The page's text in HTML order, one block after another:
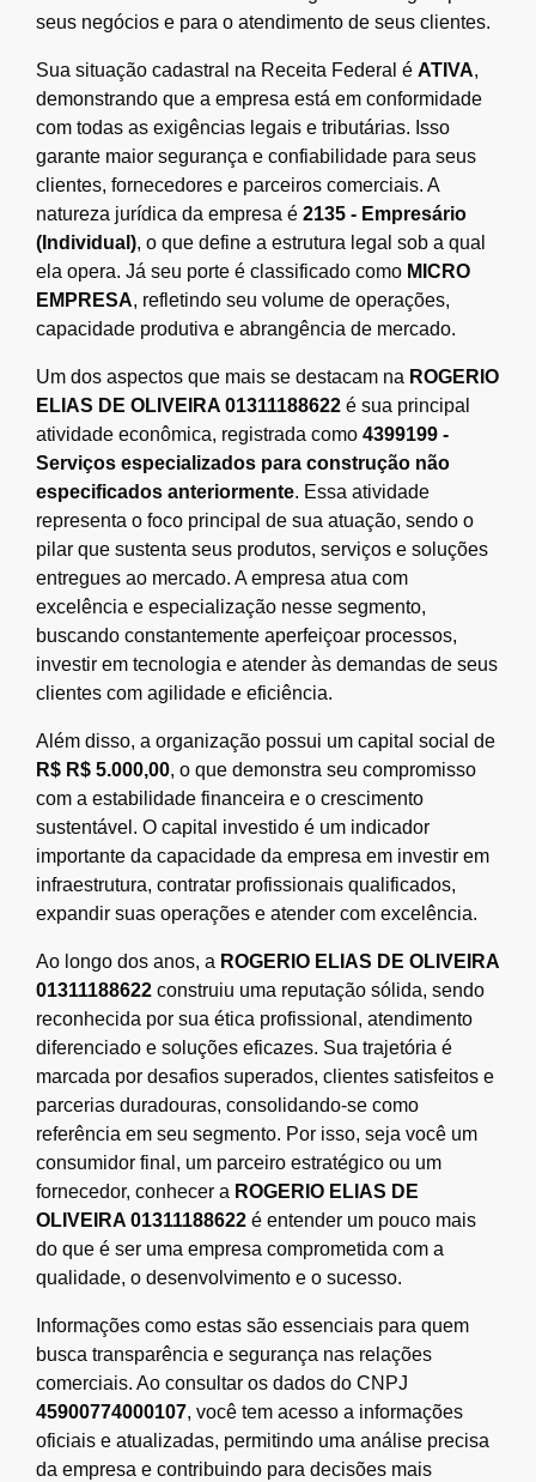
seus negócios e para o atendimento de seus clientes.
Sua situação cadastral na Receita Federal é ATIVA,
demonstrando que a empresa está em conformidade
com todas as exigências legais e tributárias. Isso
garante maior segurança e confiabilidade para seus
clientes, fornecedores e parceiros comerciais. A
natureza jurídica da empresa é 2135 - Empresário
(Individual), o que define a estrutura legal sob a qual
ela opera. Já seu porte é classificado como MICRO
EMPRESA, refletindo seu volume de operações,
capacidade produtiva e abrangência de mercado.
Um dos aspectos que mais se destacam na ROGERIO
ELIAS DE OLIVEIRA 01311188622 é sua principal
atividade econômica, registrada como 4399199 -
Serviços especializados para construção não
especificados anteriormente. Essa atividade
representa o foco principal de sua atuação, sendo o
pilar que sustenta seus produtos, serviços e soluções
entregues ao mercado. A empresa atua com
excelência e especialização nesse segmento,
buscando constantemente aperfeiçoar processos,
investir em tecnologia e atender às demandas de seus
clientes com agilidade e eficiência.
Além disso, a organização possui um capital social de
R$ R$ 5.000,00, o que demonstra seu compromisso
com a estabilidade financeira e o crescimento
sustentável. O capital investido é um indicador
importante da capacidade da empresa em investir em
infraestrutura, contratar profissionais qualificados,
expandir suas operações e atender com excelência.
Ao longo dos anos, a ROGERIO ELIAS DE OLIVEIRA
01311188622 construiu uma reputação sólida, sendo
reconhecida por sua ética profissional, atendimento
diferenciado e soluções eficazes. Sua trajetória é
marcada por desafios superados, clientes satisfeitos e
parcerias duradouras, consolidando-se como
referência em seu segmento. Por isso, seja você um
consumidor final, um parceiro estratégico ou um
fornecedor, conhecer a ROGERIO ELIAS DE
OLIVEIRA 01311188622 é entender um pouco mais
do que é ser uma empresa comprometida com a
qualidade, o desenvolvimento e o sucesso.
Informações como estas são essenciais para quem
busca transparência e segurança nas relações
comerciais. Ao consultar os dados do CNPJ
45900774000107, você tem acesso a informações
oficiais e atualizadas, permitindo uma análise precisa
da empresa e contribuindo para decisões mais